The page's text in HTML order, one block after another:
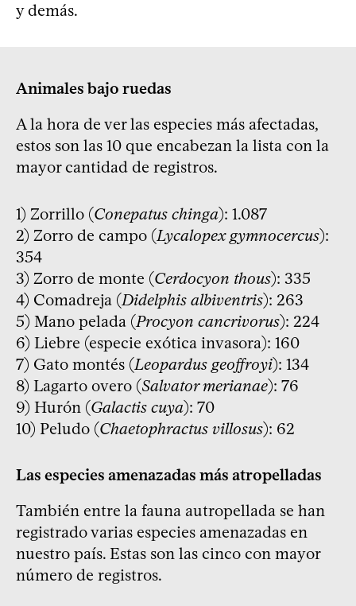
y demás.
Animales bajo ruedas
A la hora de ver las especies más afectadas,
estos son las 10 que encabezan la lista con la
mayor cantidad de registros.
1) Zorrillo (Conepatus chinga): 1.087
2) Zorro de campo (Lycalopex gymnocercus):
354
3) Zorro de monte (Cerdocyon thous): 335
4) Comadreja (Didelphis albiventris): 263
5) Mano pelada (Procyon cancrivorus): 224
6) Liebre (especie exótica invasora): 160
7) Gato montés (Leopardus geoffroyi): 134
8) Lagarto overo (Salvator merianae): 76
9) Hurón (Galactis cuya): 70
10) Peludo (Chaetophractus villosus): 62
Las especies amenazadas más atropelladas
También entre la fauna autropellada se han
registrado varias especies amenazadas en
nuestro país. Estas son las cinco con mayor
número de registros.